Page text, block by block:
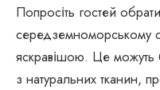
Попросіть гостей
середземноморському
яскравішою. Це можуть
з натуральних тканин,